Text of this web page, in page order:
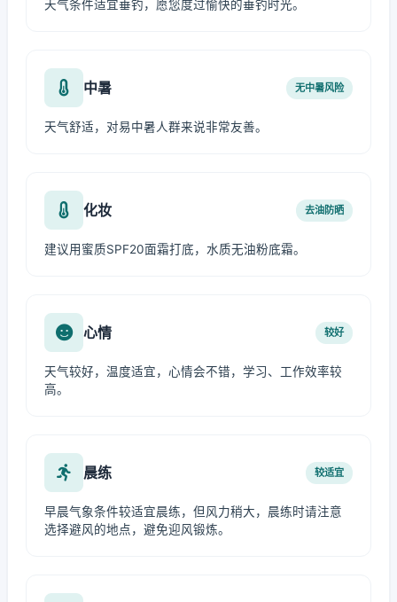
天气条件适宜垂钓，愿您度过愉快的垂钓时光。
中暑 无中暑风险
天气舒适，对易中暑人群来说非常友善。
化妆 去油防晒
建议用蜜质SPF20面霜打底，水质无油粉底霜。
心情 较好
天气较好，温度适宜，心情会不错，学习、工作效率较
高。
晨练 较适宜
早晨气象条件较适宜晨练，但风力稍大，晨练时请注意
选择避风的地点，避免迎风锻炼。